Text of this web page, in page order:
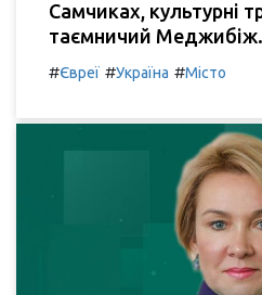
Самчиках, культурні
таємничий Меджибіж.
#Євреї #Україна #Місто